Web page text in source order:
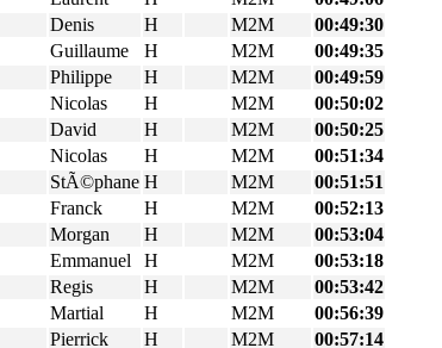
Denis H M2M
00:49:30
Guillaume H M2M
00:49:35
Philippe H M2M
00:49:59
Nicolas H M2M
00:50:02
David H M2M
00:50:25
Nicolas H M2M
00:51:34
StÃ©phane H M2M
00:51:51
Franck H M2M
00:52:13
Morgan H M2M
00:53:04
Emmanuel H M2M
00:53:18
Regis H M2M
00:53:42
Martial H M2M
00:56:39
Pierrick H M2M 00:57:14